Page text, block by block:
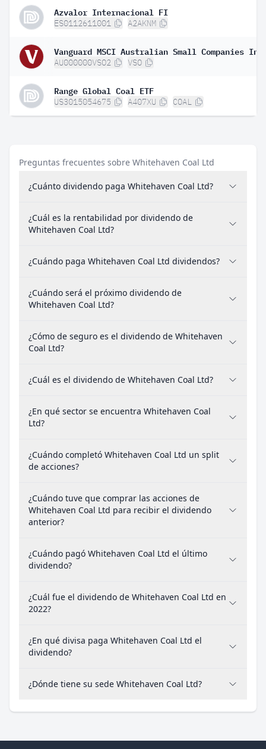
Azvalor Internacional FI
ES0112611001 A2AKNM
AU000000VSO2 VSO
Range Global Coal ETF
US3015054675 A407XU COAL
Preguntas frecuentes sobre Whitehaven Coal Ltd
¿Cuánto dividendo paga Whitehaven Coal Ltd?
¿Cuál es la rentabilidad por dividendo de
Whitehaven Coal Ltd?
¿Cuándo paga Whitehaven Coal Ltd dividendos?
¿Cuándo será el próximo dividendo de
Whitehaven Coal Ltd?
¿Cómo de seguro es el dividendo de Whitehaven
Coal Ltd?
¿Cuál es el dividendo de Whitehaven Coal Ltd?
¿En qué sector se encuentra Whitehaven Coal
Ltd?
¿Cuándo completó Whitehaven Coal Ltd un split
de acciones?
¿Cuándo tuve que comprar las acciones de
Whitehaven Coal Ltd para recibir el dividendo
anterior?
¿Cuándo pagó Whitehaven Coal Ltd el último
dividendo?
¿Cuál fue el dividendo de Whitehaven Coal Ltd en
2022?
¿En qué divisa paga Whitehaven Coal Ltd el
dividendo?
¿Dónde tiene su sede Whitehaven Coal Ltd?